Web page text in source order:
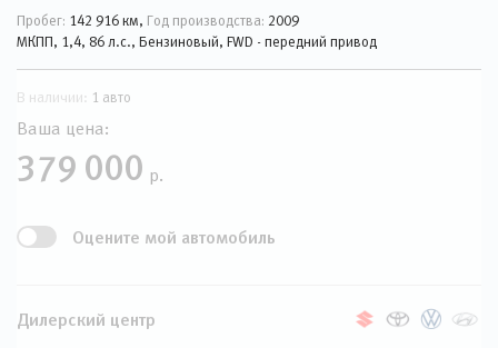
Пробег: 142 916 км, Год производства: 2009
МКПП, 1,4, 86 л.с., Бензиновый, FWD - передний привод
В наличии: 1 авто
Ваша цена:
379 000 р.
Оцените мой автомобиль
Дилерский центр